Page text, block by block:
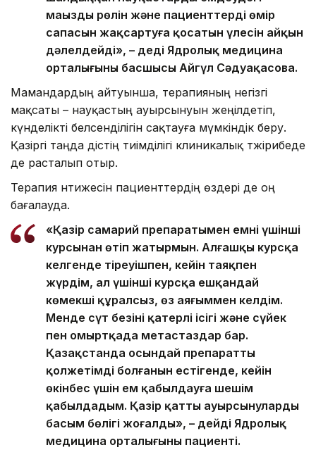
маңызды рөлін және пациенттердің өмір
сапасын жақсартуға қосатын үлесін айқын
дәлелдейді», – деді Ядролық медицина
орталығының басшысы Айгүл Сәдуақасова.
Мамандардың айтуынша, терапияның негізгі
мақсаты – науқастың ауырсынуын жеңілдетіп,
күнделікті белсенділігін сақтауға мүмкіндік беру.
Қазіргі таңда әдістің тиімділігі клиникалық тәжірибеде
де расталып отыр.
Терапия нәтижесін пациенттердің өздері де оң
бағалауда.
«Қазір самарий препаратымен емнің үшінші
курсынан өтіп жатырмын. Алғашқы курсқа
келгенде тіреуішпен, кейін таяқпен
жүрдім, ал үшінші курсқа ешқандай
көмекші құралсыз, өз аяғыммен келдім.
Менде сүт безінің қатерлі ісігі және сүйек
пен омыртқада метастаздар бар.
Қазақстанда осындай препараттың
қолжетімді болғанын естігенде, кейін
өкінбес үшін ем қабылдауға шешім
қабылдадым. Қазір қатты ауырсынулардың
басым бөлігі жоғалды», – дейді Ядролық
медицина орталығының пациенті.